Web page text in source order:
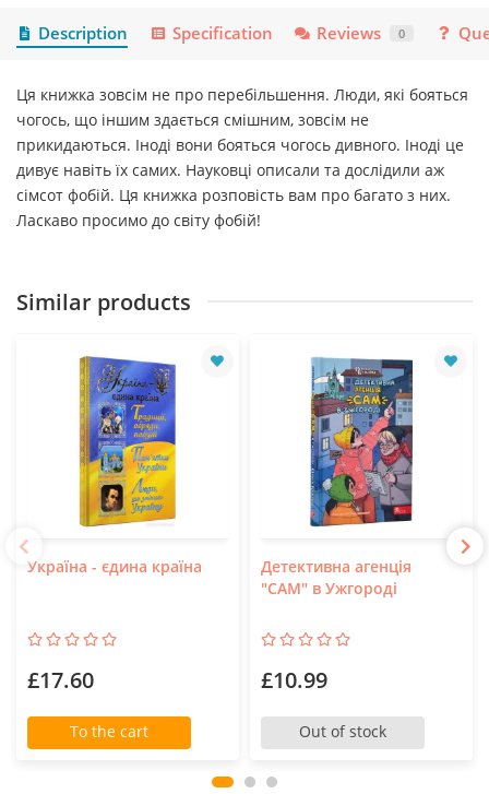
Description Specification Reviews 0
Ця книжка зовсім не про перебільшення. Люди, які бояться
чогось, що іншим здається смішним, зовсім не
прикидаються. Іноді вони бояться чогось дивного. Іноді це
дивує навіть їх самих. Науковці описали та дослідили аж
сімсот фобій. Ця книжка розповість вам про багато з них.
Ласкаво просимо до світу фобій!
Similar products
Україна - єдина країна
£17.60
To the cart
Детективна агенція
"САМ" в Ужгороді
£10.99
Out of stock